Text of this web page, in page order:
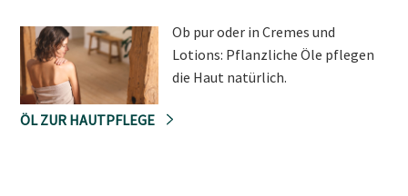
Ob pur oder in Cremes und
Lotions: Pflanzliche Öle pflegen
die Haut natürlich.
ÖL ZUR HAUTPFLEGE